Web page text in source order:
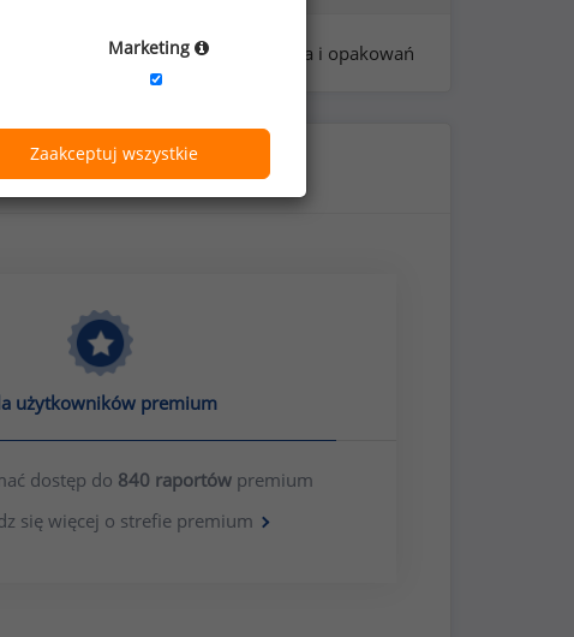
próba: 77 - specjalistów ds. pakowania i opakowań
użytkowników premium
dostęp do 840 raportówpremium
się więcej o strefie premium
Marketing
Zaakceptuj wszystkie